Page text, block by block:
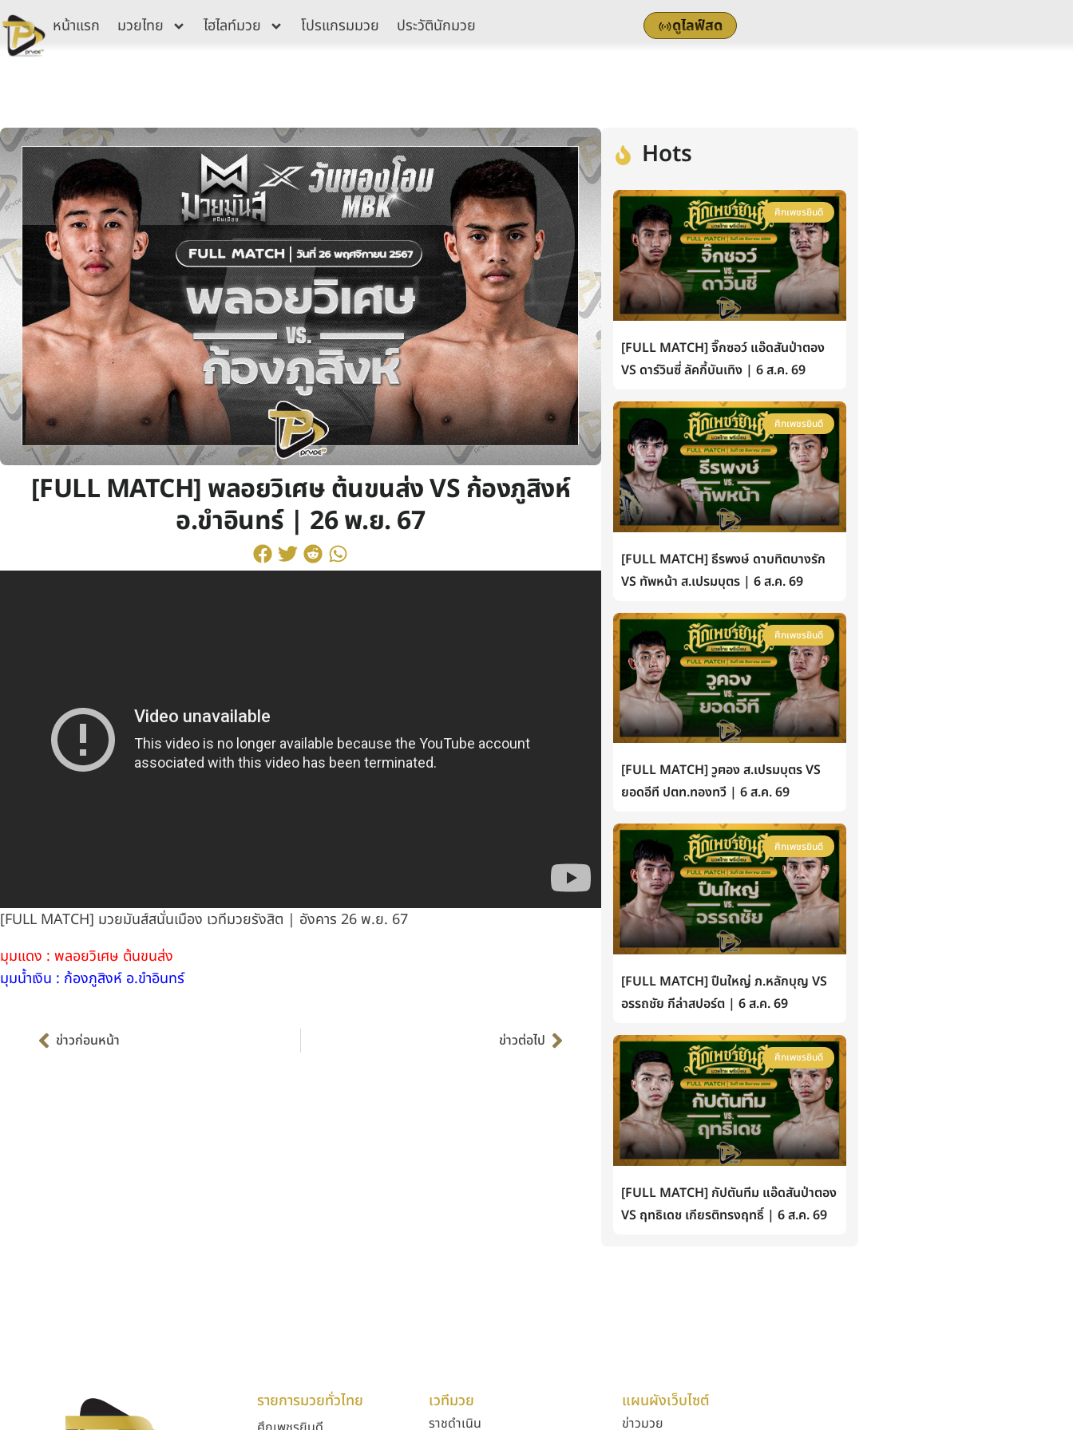
Skip
to
content
หน้าแรก มวยไทย ไฮไลท์มวย โปรแกรมมวย ประวัตินักมวย ดูไลฟ์สด
[FULL MATCH] พลอยวิเศษ ต้นขนส่ง VS ก้องภูสิงห์
อ.ขำอินทร์ | 26 พ.ย. 67
[FULL MATCH] มวยมันส์สนั่นเมือง เวทีมวยรังสิต | อังคาร 26 พ.ย. 67
มุมแดง : พลอยวิเศษ ต้นขนส่ง
มุมน้ำเงิน : ก้องภูสิงห์ อ.ขำอินทร์
ข่าวก่อนหน้า ข่าวต่อไป
Hots
ศึกเพชรยินดี
[FULL MATCH] จิ๊กซอว์ แอ๊ดสันป่าตอง
VS ดาร์วินซี่ ลัคกี้บันเทิง | 6 ส.ค. 69
ศึกเพชรยินดี
[FULL MATCH] ธีรพงษ์ ดาบทิตบางรัก
VS ทัพหน้า ส.เปรมบุตร | 6 ส.ค. 69
ศึกเพชรยินดี
[FULL MATCH] วูฅอง ส.เปรมบุตร VS
ยอดอีที ปตท.ทองทวี | 6 ส.ค. 69
ศึกเพชรยินดี
[FULL MATCH] ปืนใหญ่ ภ.หลักบุญ VS
อรรถชัย กีล่าสปอร์ต | 6 ส.ค. 69
ศึกเพชรยินดี
[FULL MATCH] กัปตันทีม แอ๊ดสันป่าตอง
VS ฤทธิเดช เกียรติทรงฤทธิ์ | 6 ส.ค. 69
รายการมวยทั่วไทย เวทีมวย
ราชดำเนิน
แผนผังเว็บไซต์
ข่าวมวย